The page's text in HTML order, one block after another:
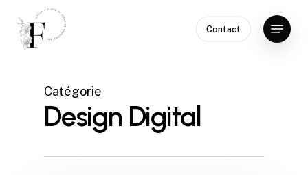
main
Contact
Menu
Catégorie
Design Digital
Close